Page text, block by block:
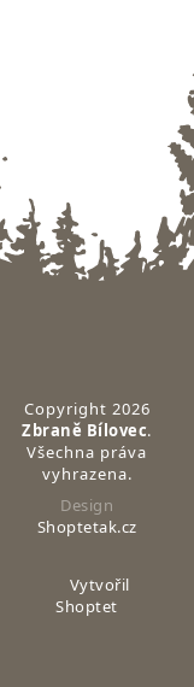
Copyright 2026
Zbraně Bílovec.
Všechna práva
vyhrazena.
Design
Shoptetak.cz
Vytvořil
Shoptet